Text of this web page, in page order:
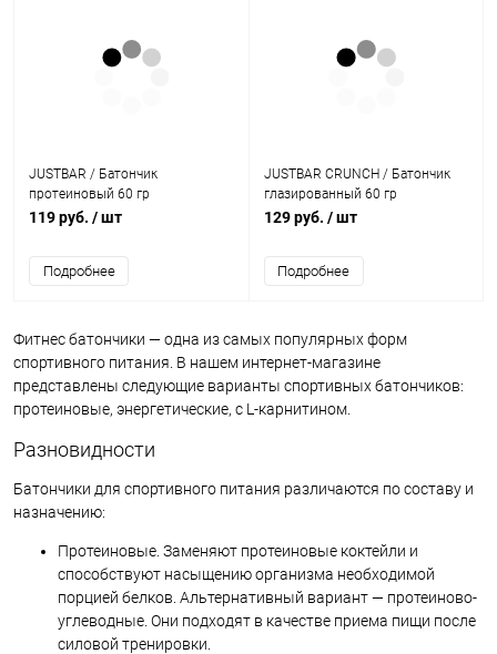
JUSTBAR / Батончик
протеиновый 60 гр
119 руб. / шт
Подробнее
JUSTBAR CRUNCH / Батончик
глазированный 60 гр
129 руб. / шт
Подробнее
Фитнес батончики — одна из самых популярных форм
спортивного питания. В нашем интернет-магазине
представлены следующие варианты спортивных батончиков:
протеиновые, энергетические, с L-карнитином.
Разновидности
Батончики для спортивного питания различаются по составу и
назначению:
Протеиновые. Заменяют протеиновые коктейли и
способствуют насыщению организма необходимой
порцией белков. Альтернативный вариант — протеиново-
углеводные. Они подходят в качестве приема пищи после
силовой тренировки.